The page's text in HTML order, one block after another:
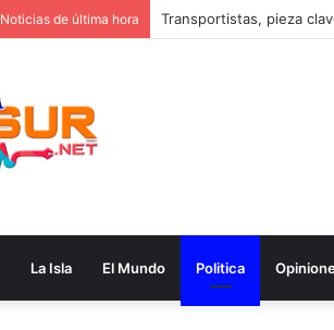
Noticias de última hora Transportistas, pieza
La Isla El Mundo Politica